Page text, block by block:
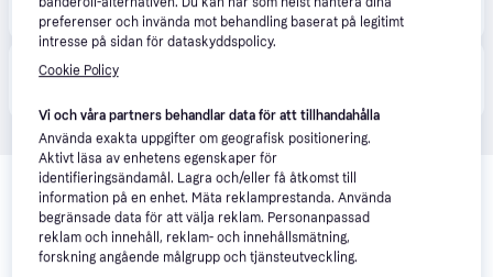
DOTZ OMA0L8KA28 Fälg aluminiumfälg, 5-hål, 20tum, svart
Eller 715 kr/mån
Produkten finns även hos
Relaterade produkter
Vi har plockat fram ett urval av produkter som kanske skulle
intressera dig. Visa alla
preferenser och invända mot behandling baserat på legitimt
intresse på sidan för dataskyddspolicy.
Cookie Policy
Vi och våra partners behandlar data för att tillhandahålla
Använda exakta uppgifter om geografisk positionering.
Aktivt läsa av enhetens egenskaper för
identifieringsändamål. Lagra och/eller få åtkomst till
information på en enhet. Mäta reklamprestanda. Använda
begränsade data för att välja reklam. Personanpassad
reklam och innehåll, reklam- och innehållsmätning,
forskning angående målgrupp och tjänsteutveckling.